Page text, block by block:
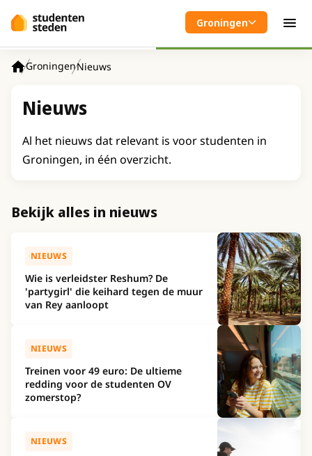
Groningen
GroningenNieuws
Nieuws
Al het nieuws dat relevant is voor studenten in
Groningen, in één overzicht.
Bekijk alles in nieuws
NIEUWS
Wie is verleidster Reshum? De
'partygirl' die keihard tegen de muur
van Rey aanloopt
NIEUWS
Treinen voor 49 euro: De ultieme
redding voor de studenten OV
zomerstop?
NIEUWS